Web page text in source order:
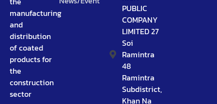
manufacturing
and
distribution
of coated
products for
the
construction
sector
PUBLIC
COMPANY
LIMITED 27
Soi
Ramintra
48
Ramintra
Subdistrict,
Khan Na